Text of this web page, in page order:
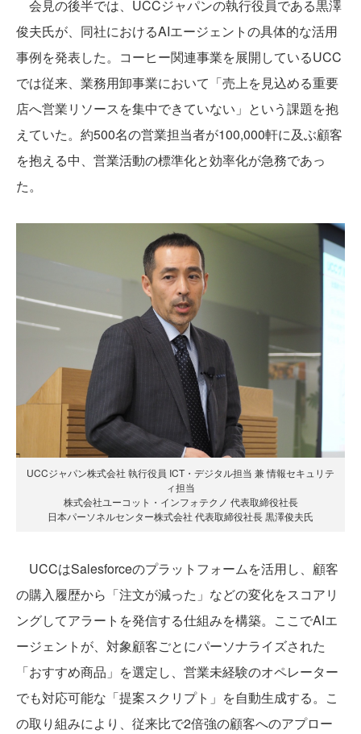
会見の後半では、UCCジャパンの執行役員である黒澤
俊夫氏が、同社におけるAIエージェントの具体的な活用
事例を発表した。コーヒー関連事業を展開しているUCC
では従来、業務用卸事業において「売上を見込める重要
店へ営業リソースを集中できていない」という課題を抱
えていた。約500名の営業担当者が100,000軒に及ぶ顧客
を抱える中、営業活動の標準化と効率化が急務であっ
た。
UCCジャパン株式会社 執行役員 ICT・デジタル担当 兼 情報セキュリテ
ィ担当
株式会社ユーコット・インフォテクノ 代表取締役社長
日本パーソネルセンター株式会社 代表取締役社長 黒澤俊夫氏
UCCはSalesforceのプラットフォームを活用し、顧客
の購入履歴から「注文が減った」などの変化をスコアリ
ングしてアラートを発信する仕組みを構築。ここでAIエ
ージェントが、対象顧客ごとにパーソナライズされた
「おすすめ商品」を選定し、営業未経験のオペレーター
でも対応可能な「提案スクリプト」を自動生成する。こ
の取り組みにより、従来比で2倍強の顧客へのアプロー